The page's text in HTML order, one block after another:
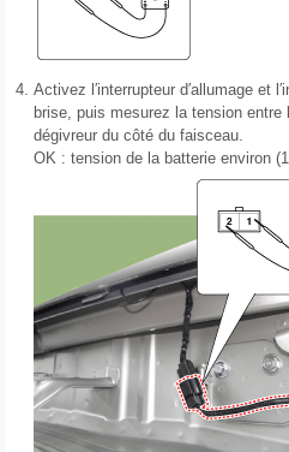
4. Activez l′interrupteur d′allumage et
brise, puis mesurez la tension
dégivreur du côté du faisceau.
OK : tension de la batterie environ